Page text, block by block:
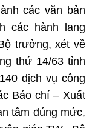
các văn bản
các hành lang
trưởng, xét về
thứ 14/63 tỉnh
dịch vụ công
Báo chí – Xuất
tâm đúng mức,